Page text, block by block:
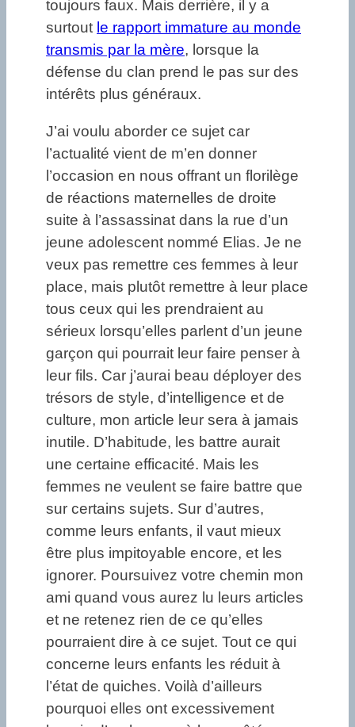
toujours faux. Mais derrière, il y a
surtout le rapport immature au monde
transmis par la mère, lorsque la
défense du clan prend le pas sur des
intérêts plus généraux.
J’ai voulu aborder ce sujet car
l’actualité vient de m’en donner
l’occasion en nous offrant un florilège
de réactions maternelles de droite
suite à l’assassinat dans la rue d’un
jeune adolescent nommé Elias. Je ne
veux pas remettre ces femmes à leur
place, mais plutôt remettre à leur place
tous ceux qui les prendraient au
sérieux lorsqu’elles parlent d’un jeune
garçon qui pourrait leur faire penser à
leur fils. Car j’aurai beau déployer des
trésors de style, d’intelligence et de
culture, mon article leur sera à jamais
inutile. D’habitude, les battre aurait
une certaine efficacité. Mais les
femmes ne veulent se faire battre que
sur certains sujets. Sur d’autres,
comme leurs enfants, il vaut mieux
être plus impitoyable encore, et les
ignorer. Poursuivez votre chemin mon
ami quand vous aurez lu leurs articles
et ne retenez rien de ce qu’elles
pourraient dire à ce sujet. Tout ce qui
concerne leurs enfants les réduit à
l’état de quiches. Voilà d’ailleurs
pourquoi elles ont excessivement